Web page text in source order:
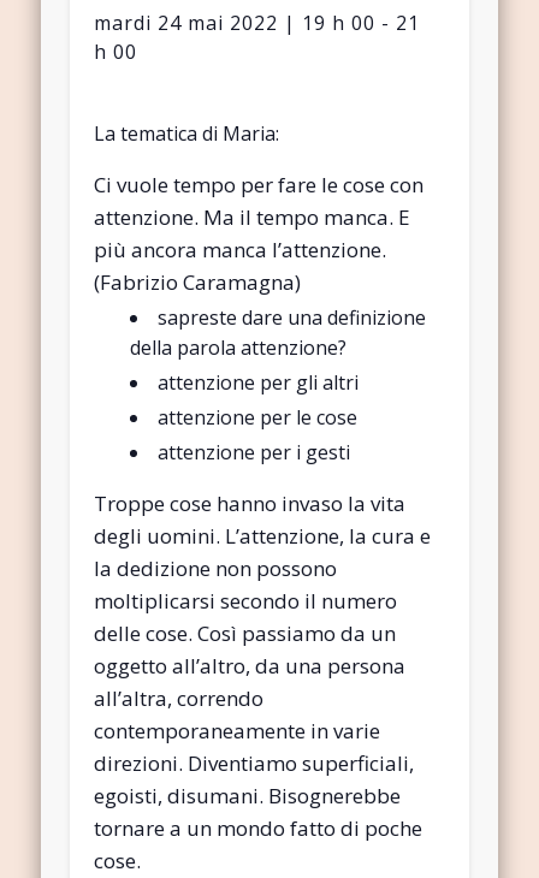
mardi 24 mai 2022 | 19 h 00 - 21
h 00
La tematica di Maria:
Ci vuole tempo per fare le cose con
attenzione. Ma il tempo manca. E
più ancora manca l’attenzione.
(Fabrizio Caramagna)
sapreste dare una definizione
della parola attenzione?
attenzione per gli altri
attenzione per le cose
attenzione per i gesti
Troppe cose hanno invaso la vita
degli uomini. L’attenzione, la cura e
la dedizione non possono
moltiplicarsi secondo il numero
delle cose. Così passiamo da un
oggetto all’altro, da una persona
all’altra, correndo
contemporaneamente in varie
direzioni. Diventiamo superficiali,
egoisti, disumani. Bisognerebbe
tornare a un mondo fatto di poche
cose.